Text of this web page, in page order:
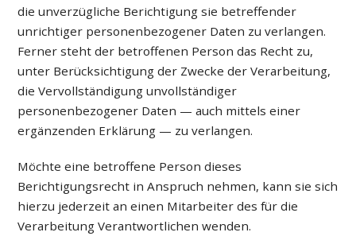
die unverzügliche Berichtigung sie betreffender
unrichtiger personenbezogener Daten zu verlangen.
Ferner steht der betroffenen Person das Recht zu,
unter Berücksichtigung der Zwecke der Verarbeitung,
die Vervollständigung unvollständiger
personenbezogener Daten — auch mittels einer
ergänzenden Erklärung — zu verlangen.
Möchte eine betroffene Person dieses
Berichtigungsrecht in Anspruch nehmen, kann sie sich
hierzu jederzeit an einen Mitarbeiter des für die
Verarbeitung Verantwortlichen wenden.